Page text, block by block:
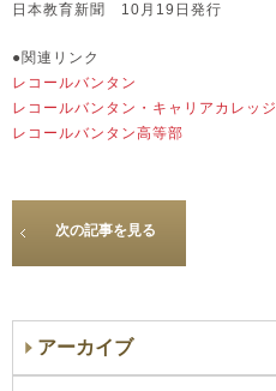
日本教育新聞 10月19日発行
●関連リンク
レコールバンタン
レコールバンタン・キャリアカレッジ
レコールバンタン高等部
次の記事を見る
アーカイブ